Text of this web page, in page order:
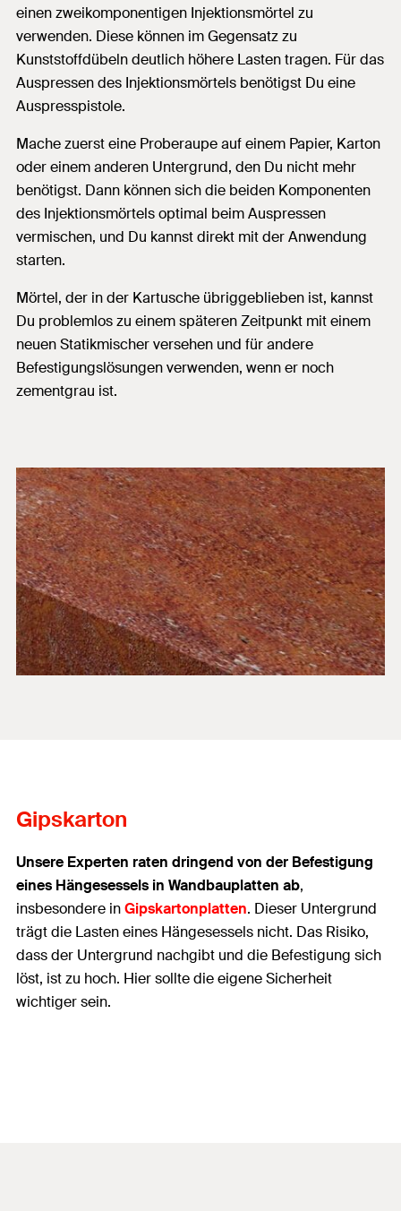
einen zweikomponentigen Injektionsmörtel zu
verwenden. Diese können im Gegensatz zu
Kunststoffdübeln deutlich höhere Lasten tragen. Für das
Auspressen des Injektionsmörtels benötigst Du eine
Auspresspistole.
Mache zuerst eine Proberaupe auf einem Papier, Karton
oder einem anderen Untergrund, den Du nicht mehr
benötigst. Dann können sich die beiden Komponenten
des Injektionsmörtels optimal beim Auspressen
vermischen, und Du kannst direkt mit der Anwendung
starten.
Mörtel, der in der Kartusche übriggeblieben ist, kannst
Du problemlos zu einem späteren Zeitpunkt mit einem
neuen Statikmischer versehen und für andere
Befestigungslösungen verwenden, wenn er noch
zementgrau ist.
Gipskarton
Unsere Experten raten dringend von der Befestigung
eines Hängesessels in Wandbauplatten ab,
insbesondere inGipskartonplatten. Dieser Untergrund
trägt die Lasten eines Hängesessels nicht. Das Risiko,
dass der Untergrund nachgibt und die Befestigung sich
löst, ist zu hoch. Hier sollte die eigene Sicherheit
wichtiger sein.